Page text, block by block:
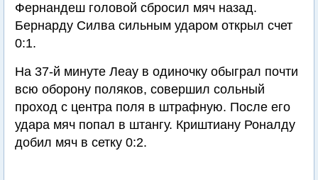
Фернандеш головой сбросил мяч назад.
Бернарду Силва сильным ударом открыл счет
0:1.
На 37-й минуте Леау в одиночку обыграл почти
всю оборону поляков, совершил сольный
проход с центра поля в штрафную. После его
удара мяч попал в штангу. Криштиану Роналду
добил мяч в сетку 0:2.